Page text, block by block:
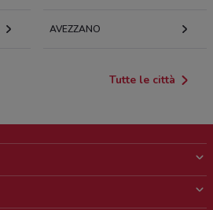
AVEZZANO
Tutte le città